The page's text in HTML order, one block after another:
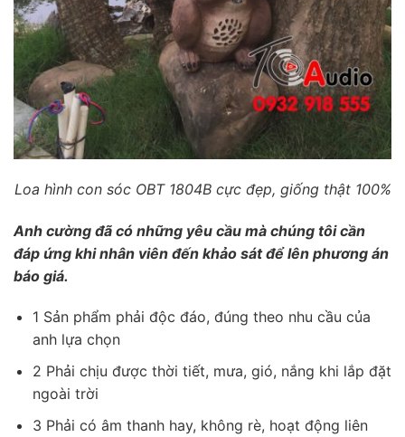
Loa hình con sóc OBT 1804B cực đẹp, giống thật 100%
Anh cường đã có những yêu cầu mà chúng tôi cần
đáp ứng khi nhân viên đến khảo sát để lên phương án
báo giá.
1 Sản phẩm phải độc đáo, đúng theo nhu cầu của
anh lựa chọn
2 Phải chịu được thời tiết, mưa, gió, nắng khi lắp đặt
ngoài trời
3 Phải có âm thanh hay, không rè, hoạt động liên